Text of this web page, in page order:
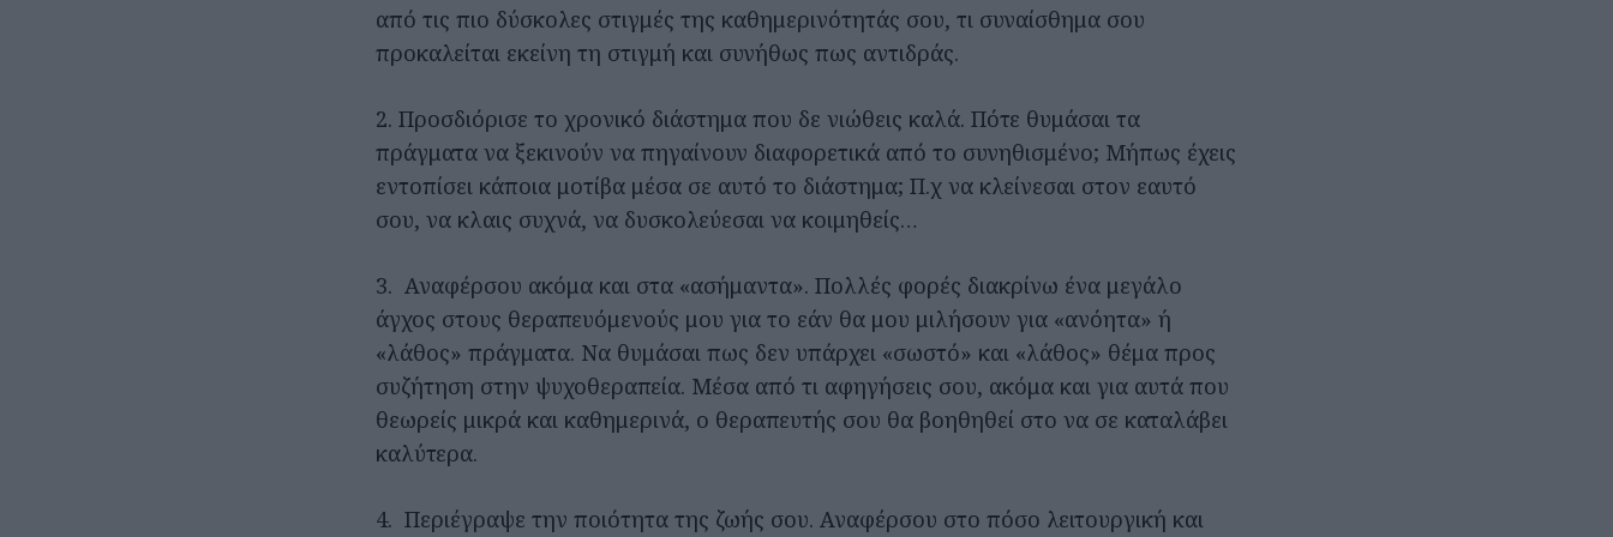
από τις πιο δύσκολες στιγμές της καθημερινότητάς σου, τι συναίσθημα σου
προκαλείται εκείνη τη στιγμή και συνήθως πως αντιδράς.
2. Προσδιόρισε το χρονικό διάστημα που δε νιώθεις καλά. Πότε θυμάσαι τα
πράγματα να ξεκινούν να πηγαίνουν διαφορετικά από το συνηθισμένο; Μήπως έχεις
εντοπίσει κάποια μοτίβα μέσα σε αυτό το διάστημα; Π.χ να κλείνεσαι στον εαυτό
σου, να κλαις συχνά, να δυσκολεύεσαι να κοιμηθείς…
3. Αναφέρσου ακόμα και στα «ασήμαντα». Πολλές φορές διακρίνω ένα μεγάλο
άγχος στους θεραπευόμενούς μου για το εάν θα μου μιλήσουν για «ανόητα» ή
«λάθος» πράγματα. Να θυμάσαι πως δεν υπάρχει «σωστό» και «λάθος» θέμα προς
συζήτηση στην ψυχοθεραπεία. Μέσα από τι αφηγήσεις σου, ακόμα και για αυτά που
θεωρείς μικρά και καθημερινά, ο θεραπευτής σου θα βοηθηθεί στο να σε καταλάβει
καλύτερα.
4. Περιέγραψε την ποιότητα της ζωής σου. Αναφέρσου στο πόσο λειτουργική και